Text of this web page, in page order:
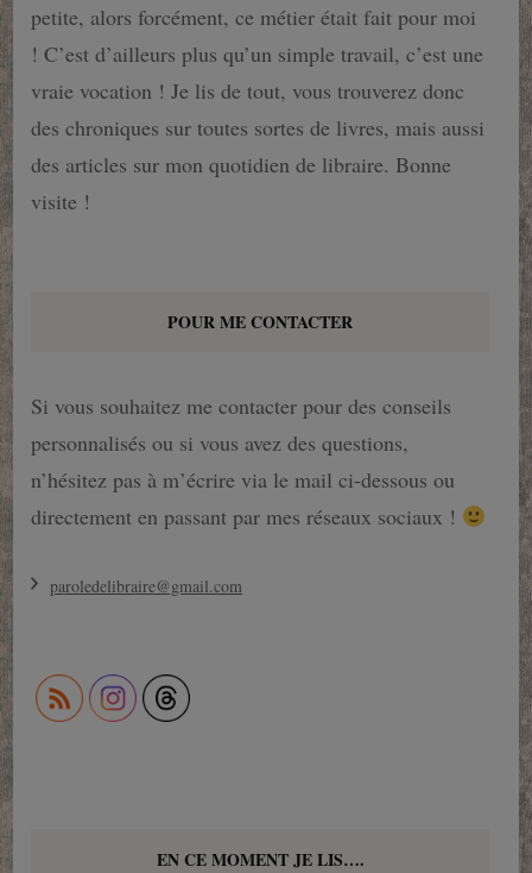
petite, alors forcément, ce métier était fait pour moi
! C’est d’ailleurs plus qu’un simple travail, c’est une
vraie vocation ! Je lis de tout, vous trouverez donc
des chroniques sur toutes sortes de livres, mais aussi
des articles sur mon quotidien de libraire. Bonne
visite !
POUR ME CONTACTER
Si vous souhaitez me contacter pour des conseils
personnalisés ou si vous avez des questions,
n’hésitez pas à m’écrire via le mail ci-dessous ou
directement en passant par mes réseaux sociaux !
paroledelibraire@gmail.com
EN CE MOMENT JE LIS….